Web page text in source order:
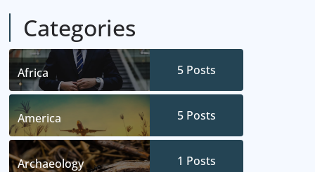
Categories
Africa 5 Posts
America 5 Posts
Archaeology 1 Posts